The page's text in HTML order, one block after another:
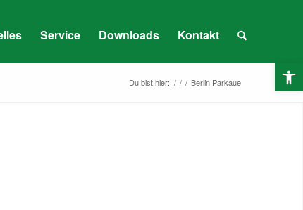
Service Downloads Kontakt
Du bist hier: / / / Berlin Parkaue